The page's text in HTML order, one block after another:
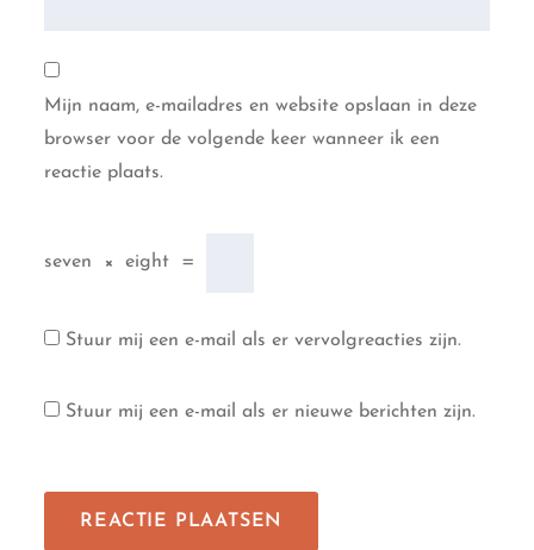
Mijn naam, e-mailadres en website opslaan in deze
browser voor de volgende keer wanneer ik een
reactie plaats.
seven × eight =
Stuur mij een e-mail als er vervolgreacties zijn.
Stuur mij een e-mail als er nieuwe berichten zijn.